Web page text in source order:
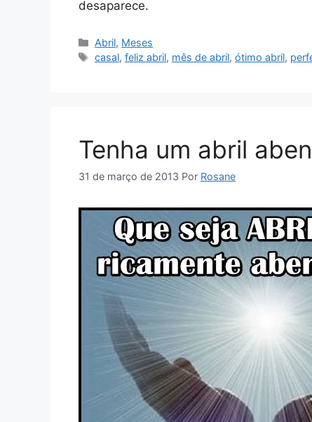
desaparece.
Categorias
Abril, Meses
Tags
casal,feliz abril, mês de abril,ótimo abril,
Tenha um abril
31 de março de 2013 Por Rosane